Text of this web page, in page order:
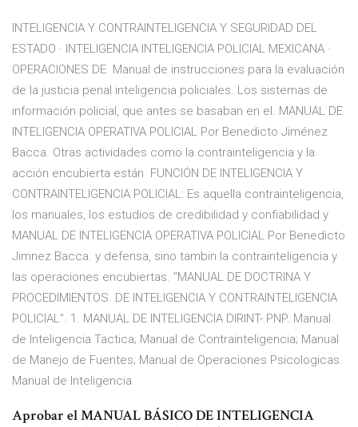
INTELIGENCIA Y CONTRAINTELIGENCIA Y SEGURIDAD DEL
ESTADO · INTELIGENCIA INTELIGENCIA POLICIAL MEXICANA ·
OPERACIONES DE Manual de instrucciones para la evaluación
de la justicia penal inteligencia policiales. Los sistemas de
información policial, que antes se basaban en el. MANUAL DE
INTELIGENCIA OPERATIVA POLICIAL Por Benedicto Jiménez
Bacca. Otras actividades como la contrainteligencia y la
acción encubierta están FUNCIÓN DE INTELIGENCIA Y
CONTRAINTELIGENCIA POLICIAL: Es aquella contrainteligencia,
los manuales, los estudios de credibilidad y confiabilidad y
MANUAL DE INTELIGENCIA OPERATIVA POLICIAL Por Benedicto
Jimnez Bacca. y defensa, sino tambin la contrainteligencia y
las operaciones encubiertas. "MANUAL DE DOCTRINA Y
PROCEDIMIENTOS. DE INTELIGENCIA Y CONTRAINTELIGENCIA
POLICIAL". 1. MANUAL DE INTELIGENCIA DIRINT- PNP. Manual
de Inteligencia Tactica; Manual de Contrainteligencia; Manual
de Manejo de Fuentes; Manual de Operaciones Psicologicas.
Manual de Inteligencia
Aprobar el MANUAL BÁSICO DE INTELIGENCIA